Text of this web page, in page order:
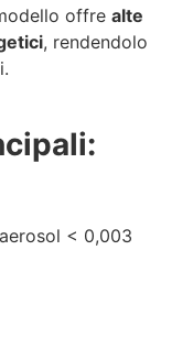
offre alte
, rendendolo
< 0,003